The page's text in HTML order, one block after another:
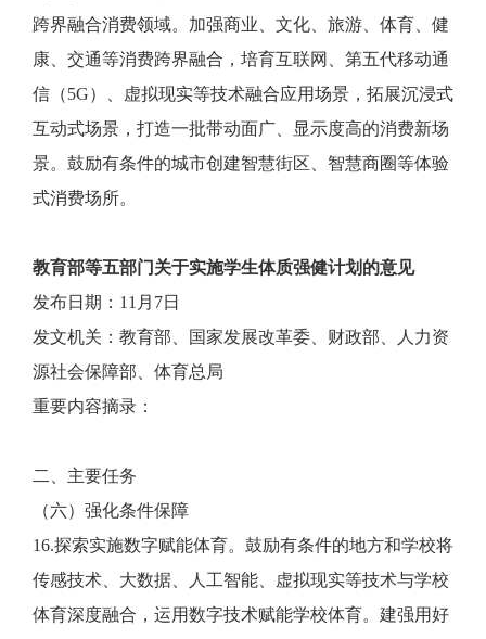
跨界融合消费领域。加强商业、文化、旅游、体育、健
康、交通等消费跨界融合，培育互联网、第五代移动通
信（5G）、虚拟现实等技术融合应用场景，拓展沉浸式
互动式场景，打造一批带动面广、显示度高的消费新场
景。鼓励有条件的城市创建智慧街区、智慧商圈等体验
式消费场所。
教育部等五部门关于实施学生体质强健计划的意见
发布日期：11月7日
发文机关：教育部、国家发展改革委、财政部、人力资
源社会保障部、体育总局
重要内容摘录：
二、主要任务
（六）强化条件保障
16.探索实施数字赋能体育。鼓励有条件的地方和学校将
传感技术、大数据、人工智能、虚拟现实等技术与学校
体育深度融合，运用数字技术赋能学校体育。建强用好